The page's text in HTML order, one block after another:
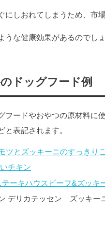
にしおれてしまうため、市
うな健康効果があるのでし
ドッグフード例
フードやおやつの原材料に
と表記されます。
とズッキーニのすっきり
チキン
ーキハウスビーフ&ズッキ
デリカテッセン ズッキー